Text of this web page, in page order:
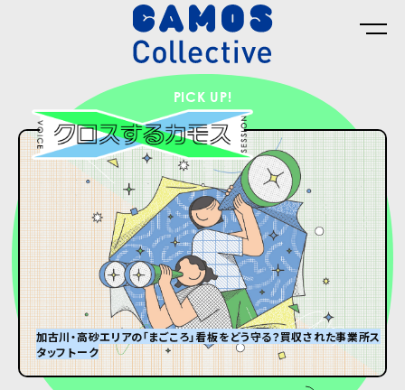
PICK UP!
加古川・高砂エリアの「まごころ」看板をどう守る？買収された事業所ス
タッフトーク
グランパはオズウェル・E・スペンサー
#8 ひんやり冷たい大きなダンボール箱が届くまで。